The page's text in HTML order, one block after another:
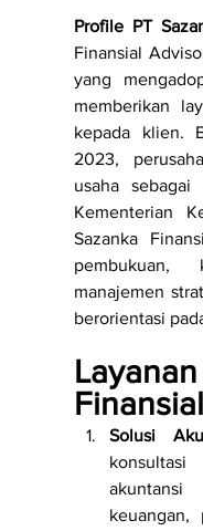
Profile PT
Finansial
yang
memberikan
kepada klien.
2023,
usaha
Kementerian
Sazanka
pembukuan,
manajemen
berorientasi
Solusi
keuangan,